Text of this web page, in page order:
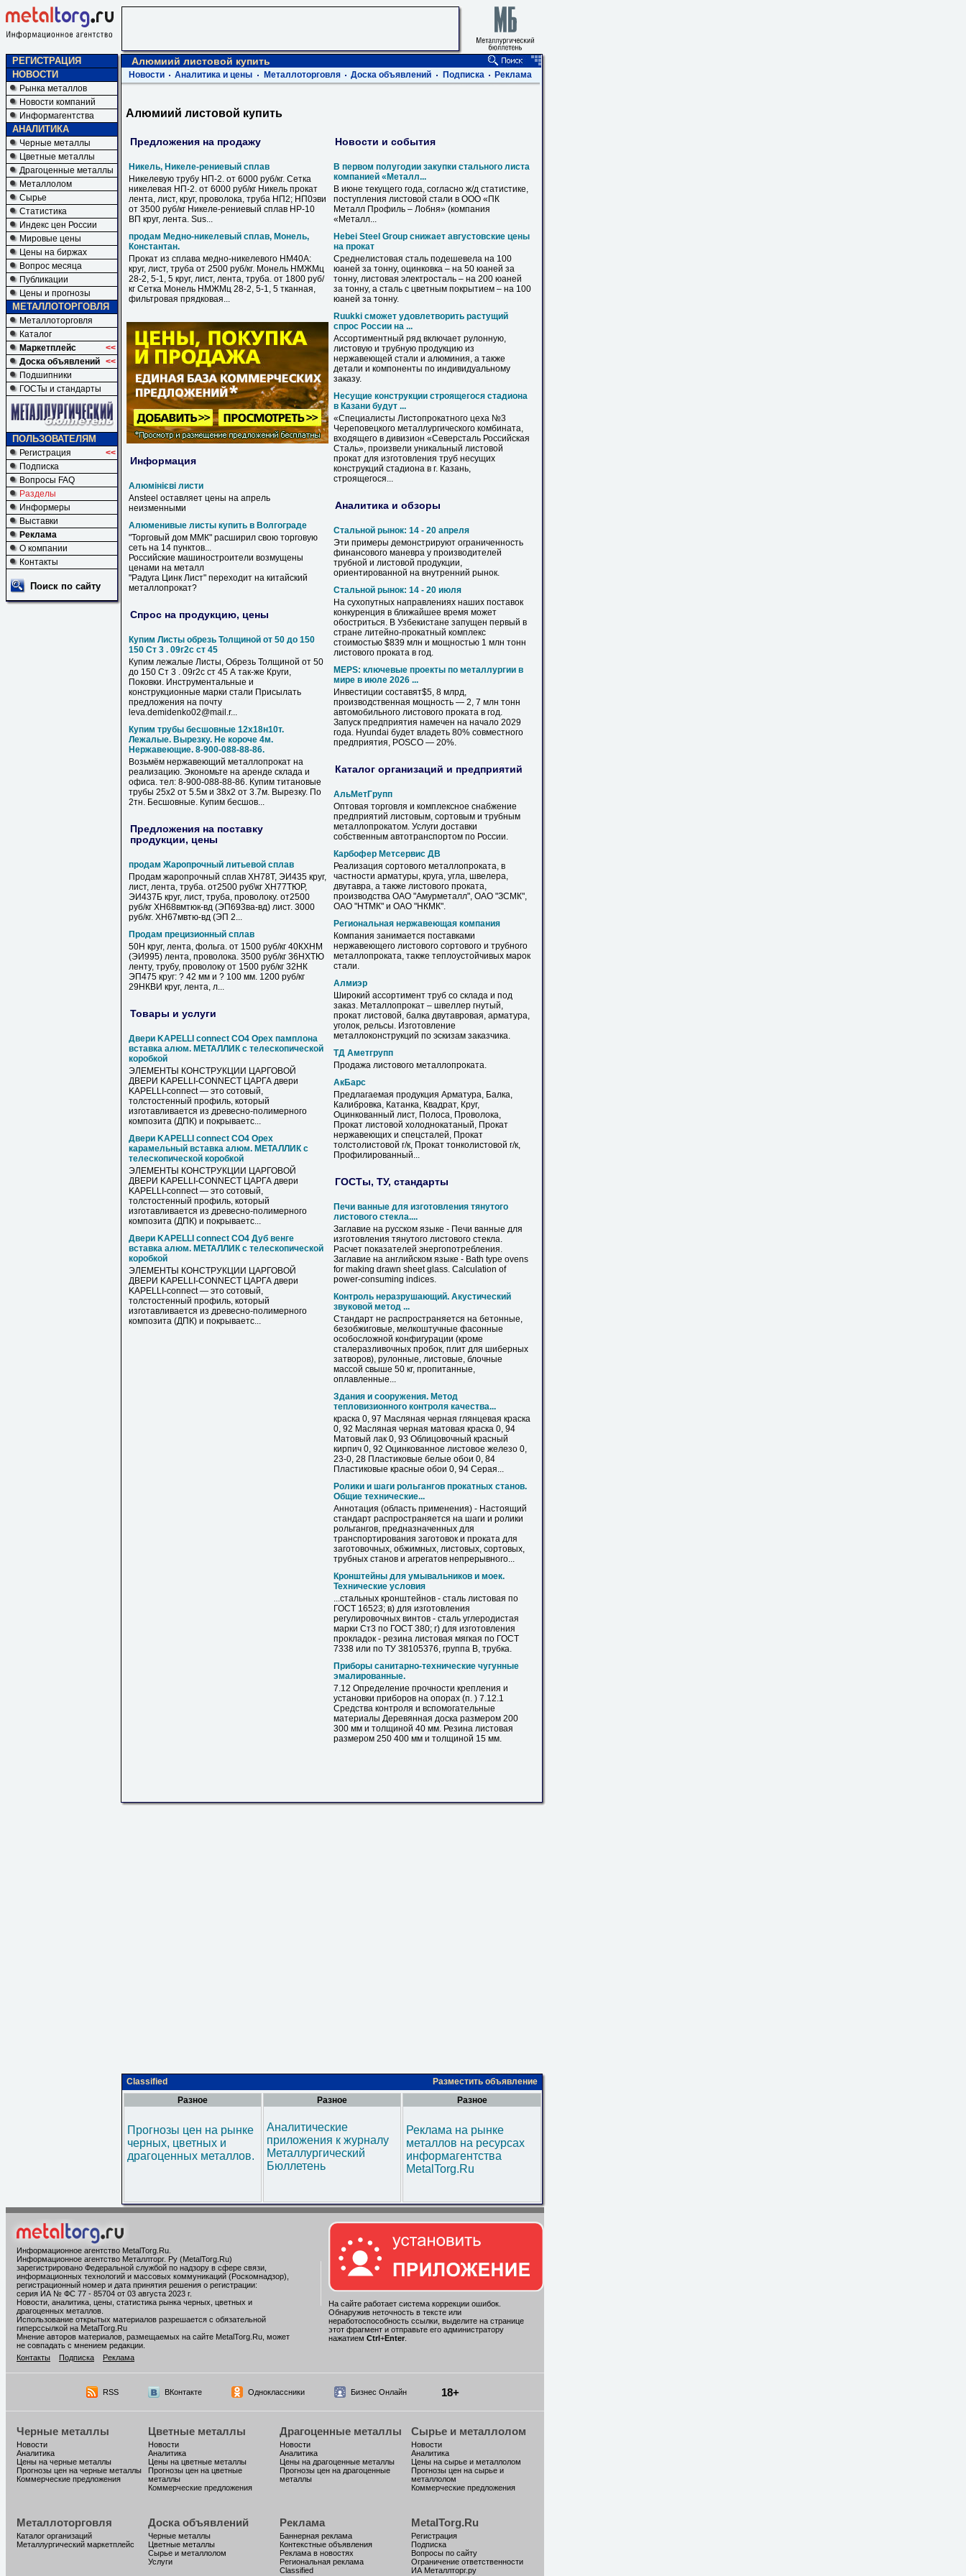
РЕГИСТРАЦИЯ
НОВОСТИ
Рынка металлов
Новости компаний
Информагентства
АНАЛИТИКА
Черные металлы
Цветные металлы
Драгоценные металлы
Металлолом
Сырье
Статистика
Индекс цен России
Мировые цены
Цены на биржах
Вопрос месяца
Публикации
Цены и прогнозы
МЕТАЛЛОТОРГОВЛЯ
Металлоторговля
Каталог
Маркетплейс
<<
Доска объявлений <<
Подшипники
ГОСТы и стандарты
ПОЛЬЗОВАТЕЛЯМ
Регистрация
<<
Подписка
Вопросы FAQ
Разделы
Информеры
Выставки
Реклама
О компании
Контакты
Поиск по сайту
Алюмиий листовой купить
Новости Аналитика и цены Металлоторговля Доска объявлений Подписка Реклама
Алюмиий листовой купить
Предложения на продажу
Никель, Никеле-рениевый сплав
Никелевую трубу НП-2. от 6000 руб/кг. Сетка
никелевая НП-2. от 6000 руб/кг Никель прокат
лента, лист, круг, проволока, труба НП2; НП0эви
от 3500 руб/кг Никеле-рениевый сплав НР-10
ВП круг, лента. Sus...
продам Медно-никелевый сплав, Монель,
Константан.
Прокат из сплава медно-никелевого НМ40А:
круг, лист, труба от 2500 руб/кг. Монель НМЖМц
28-2, 5-1, 5 круг, лист, лента, труба. от 1800 руб/
кг Сетка Монель НМЖМц 28-2, 5-1, 5 тканная,
фильтровая прядковая...
Информация
Алюмінієві листи
Ansteel оставляет цены на апрель
неизменными
Алюменивые листы купить в Волгограде
"Торговый дом ММК" расширил свою торговую
сеть на 14 пунктов...
Российские машиностроители возмущены
ценами на металл
"Радуга Цинк Лист" переходит на китайский
металлопрокат?
Спрос на продукцию, цены
Купим Листы обрезь Толщиной от 50 до 150
150 Ст 3 . 09г2с ст 45
Купим лежалые Листы, Обрезь Толщиной от 50
до 150 Ст 3 . 09г2с ст 45 А так-же Круги,
Поковки. Инструментальные и
конструкционные марки стали Присылать
предложения на почту
leva.demidenko02@mail.r...
Купим трубы бесшовные 12х18н10т.
Лежалые. Вырезку. Не короче 4м.
Нержавеющие. 8-900-088-88-86.
Возьмём нержавеющий металлопрокат на
реализацию. Экономьте на аренде склада и
офиса. тел: 8-900-088-88-86. Купим титановые
трубы 25х2 от 5.5м и 38х2 от 3.7м. Вырезку. По
2тн. Бесшовные. Купим бесшов...
Предложения на поставку
продукции, цены
продам Жаропрочный литьевой сплав
Продам жаропрочный сплав ХН78Т, ЭИ435 круг,
лист, лента, труба. от2500 руб\кг ХН77ТЮР,
ЭИ437Б круг, лист, труба, проволоку. от2500
руб/кг ХН68вмтюк-вд (ЭП693ва-вд) лист. 3000
руб/кг. ХН67мвтю-вд (ЭП 2...
Продам прецизионный сплав
50Н круг, лента, фольга. от 1500 руб/кг 40КХНМ
(ЭИ995) лента, проволока. 3500 руб/кг 36НХТЮ
ленту, трубу, проволоку от 1500 руб/кг 32НК
ЭП475 круг: ? 42 мм и ? 100 мм. 1200 руб/кг
29НКВИ круг, лента, л...
Товары и услуги
Двери KAPELLI connect СО4 Орех памплона
вставка алюм. МЕТАЛЛИК с телескопической
коробкой
ЭЛЕМЕНТЫ КОНСТРУКЦИИ ЦАРГОВОЙ
ДВЕРИ KAPELLI-CONNECT ЦАРГА двери
KAPELLI-connect — это сотовый,
толстостенный профиль, который
изготавливается из древесно-полимерного
композита (ДПК) и покрываетс...
Двери KAPELLI connect СО4 Орех
карамельный вставка алюм. МЕТАЛЛИК с
телескопической коробкой
ЭЛЕМЕНТЫ КОНСТРУКЦИИ ЦАРГОВОЙ
ДВЕРИ KAPELLI-CONNECT ЦАРГА двери
KAPELLI-connect — это сотовый,
толстостенный профиль, который
изготавливается из древесно-полимерного
композита (ДПК) и покрываетс...
Двери KAPELLI connect СО4 Дуб венге
вставка алюм. МЕТАЛЛИК с телескопической
коробкой
ЭЛЕМЕНТЫ КОНСТРУКЦИИ ЦАРГОВОЙ
ДВЕРИ KAPELLI-CONNECT ЦАРГА двери
KAPELLI-connect — это сотовый,
толстостенный профиль, который
изготавливается из древесно-полимерного
композита (ДПК) и покрываетс...
Новости и события
В первом полугодии закупки стального листа
компанией «Металл...
В июне текущего года, согласно ж/д статистике,
поступления листовой стали в ООО «ПК
Металл Профиль – Лобня» (компания
«Металл...
Hebei Steel Group снижает августовские цены
на прокат
Среднелистовая сталь подешевела на 100
юаней за тонну, оцинковка – на 50 юаней за
тонну, листовая электросталь – на 200 юаней
за тонну, а сталь с цветным покрытием – на 100
юаней за тонну.
Ruukki сможет удовлетворить растущий
спрос России на ...
Ассортиментный ряд включает рулонную,
листовую и трубную продукцию из
нержавеющей стали и алюминия, а также
детали и компоненты по индивидуальному
заказу.
Несущие конструкции строящегося стадиона
в Казани будут ...
«Специалисты Листопрокатного цеха №3
Череповецкого металлургического комбината,
входящего в дивизион «Северсталь Российская
Сталь», произвели уникальный листовой
прокат для изготовления труб несущих
конструкций стадиона в г. Казань,
строящегося...
Аналитика и обзоры
Стальной рынок: 14 - 20 апреля
Эти примеры демонстрируют ограниченность
финансового маневра у производителей
трубной и листовой продукции,
ориентированной на внутренний рынок.
Стальной рынок: 14 - 20 июля
На сухопутных направлениях наших поставок
конкуренция в ближайшее время может
обостриться. В Узбекистане запущен первый в
стране литейно-прокатный комплекс
стоимостью $839 млн и мощностью 1 млн тонн
листового проката в год.
MEPS: ключевые проекты по металлургии в
мире в июле 2026 ...
Инвестиции составят$5, 8 млрд,
производственная мощность — 2, 7 млн тонн
автомобильного листового проката в год.
Запуск предприятия намечен на начало 2029
года. Hyundai будет владеть 80% совместного
предприятия, POSCO — 20%.
Каталог организаций и предприятий
АльМетГрупп
Оптовая торговля и комплексное снабжение
предприятий листовым, сортовым и трубным
металлопрокатом. Услуги доставки
собственным автотранспортом по России.
Карбофер Метсервис ДВ
Реализация сортового металлопроката, в
частности арматуры, круга, угла, швелера,
двутавра, а также листового проката,
производства ОАО "Амурметалл", ОАО "ЗСМК",
ОАО "НТМК" и ОАО "НКМК".
Региональная нержавеющая компания
Компания занимается поставками
нержавеющего листового сортового и трубного
металлопроката, также теплоустойчивых марок
стали.
Алмиэр
Широкий ассортимент труб со склада и под
заказ. Металлопрокат – швеллер гнутый,
прокат листовой, балка двутавровая, арматура,
уголок, рельсы. Изготовление
металлоконструкций по эскизам заказчика.
ТД Аметгрупп
Продажа листового металлопроката.
АкБарс
Предлагаемая продукция Арматура, Балка,
Калибровка, Катанка, Квадрат, Круг,
Оцинкованный лист, Полоса, Проволока,
Прокат листовой холоднокатаный, Прокат
нержавеющих и спецсталей, Прокат
толстолистовой г/к, Прокат тонколистовой г/к,
Профилированный...
ГОСТы, ТУ, стандарты
Печи ванные для изготовления тянутого
листового стекла....
Заглавие на русском языке - Печи ванные для
изготовления тянутого листового стекла.
Расчет показателей энергопотребления.
Заглавие на английском языке - Bath type ovens
for making drawn sheet glass. Calculation of
power-consuming indices.
Контроль неразрушающий. Акустический
звуковой метод ...
Стандарт не распространяется на бетонные,
безобжиговые, мелкоштучные фасонные
особосложной конфигурации (кроме
сталеразливочных пробок, плит для шиберных
затворов), рулонные, листовые, блочные
массой свыше 50 кг, пропитанные,
оплавленные...
Здания и сооружения. Метод
тепловизионного контроля качества...
краска 0, 97 Масляная черная глянцевая краска
0, 92 Масляная черная матовая краска 0, 94
Матовый лак 0, 93 Облицовочный красный
кирпич 0, 92 Оцинкованное листовое железо 0,
23-0, 28 Пластиковые белые обои 0, 84
Пластиковые красные обои 0, 94 Серая...
Ролики и шаги рольгангов прокатных станов.
Общие технические...
Аннотация (область применения) - Настоящий
стандарт распространяется на шаги и ролики
рольгангов, предназначенных для
транспортирования заготовок и проката для
заготовочных, обжимных, листовых, сортовых,
трубных станов и агрегатов непрерывного...
Кронштейны для умывальников и моек.
Технические условия
...стальных кронштейнов - сталь листовая по
ГОСТ 16523; в) для изготовления
регулировочных винтов - сталь углеродистая
марки Ст3 по ГОСТ 380; г) для изготовления
прокладок - резина листовая мягкая по ГОСТ
7338 или по ТУ 38105376, группа В, трубка.
Приборы санитарно-технические чугунные
эмалированные.
7.12 Определение прочности крепления и
установки приборов на опорах (п. ) 7.12.1
Средства контроля и вспомогательные
материалы Деревянная доска размером 200
300 мм и толщиной 40 мм. Резина листовая
размером 250 400 мм и толщиной 15 мм.
Classified
Разместить объявление
Разное
Прогнозы цен на рынке
черных, цветных и
драгоценных металлов.
Разное
Аналитические
приложения к журналу
Металлургический
Бюллетень
Разное
Реклама на рынке
металлов на ресурсах
информагентства
MetalTorg.Ru
Информационное агентство MetalTorg.Ru
Информационное агентство Металлторг. Ру (MetalTorg.Ru)
зарегистрировано Федеральной службой по надзору в сфере связи,
информационных технологий и массовых коммуникаций (Роскомнадзор),
регистрационный номер и дата принятия решения о регистрации:
серия ИА № ФС 77 - 85704 от 03 августа 2023 г.
Новости, аналитика, цены, статистика рынка черных, цветных и
драгоценных металлов.
Использование открытых материалов разрешается с обязательной
гиперссылкой на MetalTorg.Ru
Мнение авторов материалов, размещаемых на сайте MetalTorg.Ru, может
не совпадать с мнением редакции.
Контакты
Подписка Реклама
На сайте работает система коррекции ошибок.
Обнаружив неточность в тексте или
неработоспособность ссылки, выделите на странице
этот фрагмент и отправьте его администратору
нажатием Ctrl +Enter.
RSS ВКонтакте Одноклассники Бизнес Онлайн 18+
Черные металлы
Новости
Аналитика
Цены на черные металлы
Прогнозы цен на черные металлы
Коммерческие предложения
Цветные металлы
Новости
Аналитика
Цены на цветные металлы
Прогнозы цен на цветные
металлы
Коммерческие предложения
Драгоценные металлы
Новости
Аналитика
Цены на драгоценные металлы
Прогнозы цен на драгоценные
металлы
Сырье и металлолом
Новости
Аналитика
Цены на сырье и металлолом
Прогнозы цен на сырье и
металлолом
Коммерческие предложения
Металлоторговля
Каталог организаций
Металлургический маркетплейс
Доска объявлений
Черные металлы
Цветные металлы
Сырье и металлолом
Услуги
Реклама
Баннерная реклама
Контекстные объявления
Реклама в новостях
Региональная реклама
Classified
MetalTorg.Ru
Регистрация
Подписка
Вопросы по сайту
Ограничение ответственности
ИА Металлторг.ру